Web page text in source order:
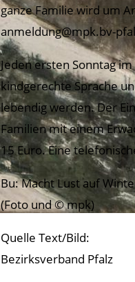
ganze Familie wird um
anmeldung@mpk.bv-
Jeden ersten Sonntag
kindgerechte Sprache
lebendig werden. Der
Familien mit einem
15 Euro. Eine
Bu: Macht Lust auf
(Foto und © mpk)
Quelle Text/Bild:
Bezirksverband Pfalz